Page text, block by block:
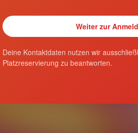
Deine Kontaktdaten nutzen wir
Platzreservierung zu beantworten.